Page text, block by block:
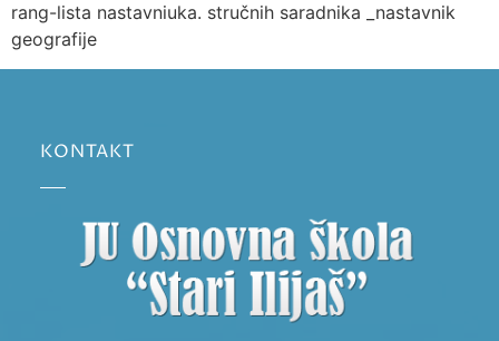
rang-lista nastavniuka. stručnih saradnika _nastavnik
geografije
KONTAKT